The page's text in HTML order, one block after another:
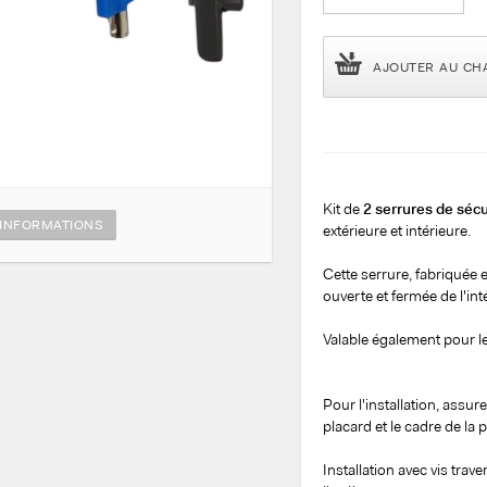
AJOUTER AU
Kit de2 serrures de
extérieure et intérieure.
Cette serrure, fabriquée
ouverte et fermée de
Valable également pour
Pour l'installation,
placard et le cadre de la
Installation avec vis